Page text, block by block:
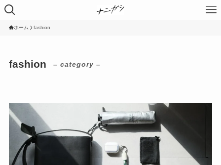
ホーム fashion
fashion – category –